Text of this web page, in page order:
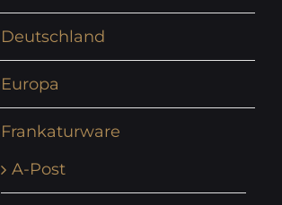
Deutschland
Europa
Frankaturware
A-Post